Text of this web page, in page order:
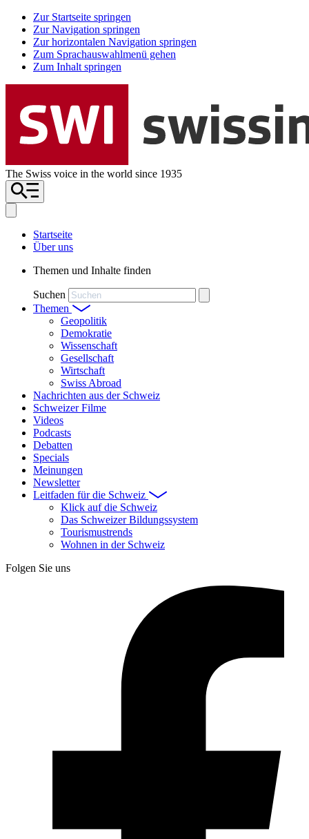
Zur Startseite springen
Zur Navigation springen
Zur horizontalen Navigation springen
Zum Sprachauswahlmenü gehen
Zum Inhalt springen
The Swiss voice in the world since 1935
Startseite
Über uns
Themen und Inhalte finden
Suchen
Themen
Geopolitik
Demokratie
Wissenschaft
Gesellschaft
Wirtschaft
Swiss Abroad
Nachrichten aus der Schweiz
Schweizer Filme
Videos
Podcasts
Debatten
Specials
Meinungen
Newsletter
Leitfaden für die Schweiz
Klick auf die Schweiz
Das Schweizer Bildungssystem
Tourismustrends
Wohnen in der Schweiz
Folgen Sie uns